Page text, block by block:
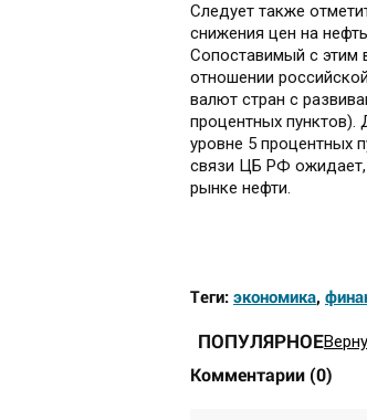
Следует также
снижения цен на
Сопоставимый с этим
отношении
валют стран с
процентных пунктов).
уровне 5 процентных
связи ЦБ РФ ожидает,
рынке нефти.
Теги: экономика,
ПОПУЛЯРНОЕ
Комментарии (0)